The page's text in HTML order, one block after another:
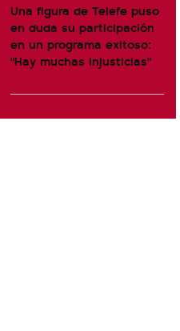
Una figura de Telefe puso
en duda su participación
en un programa exitoso:
"Hay muchas injusticias"